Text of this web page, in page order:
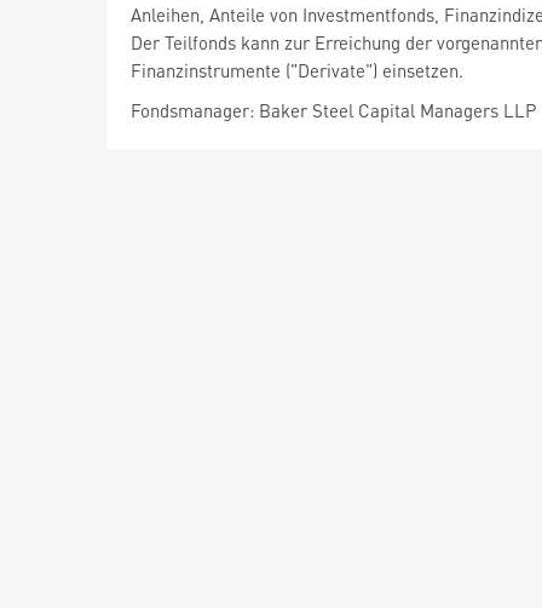
Anleihen, Anteile von Investmentfonds,
Der Teilfonds kann zur Erreichung der
Finanzinstrumente ("Derivate") einsetzen.
Fondsmanager: Baker Steel Capital Managers LLP